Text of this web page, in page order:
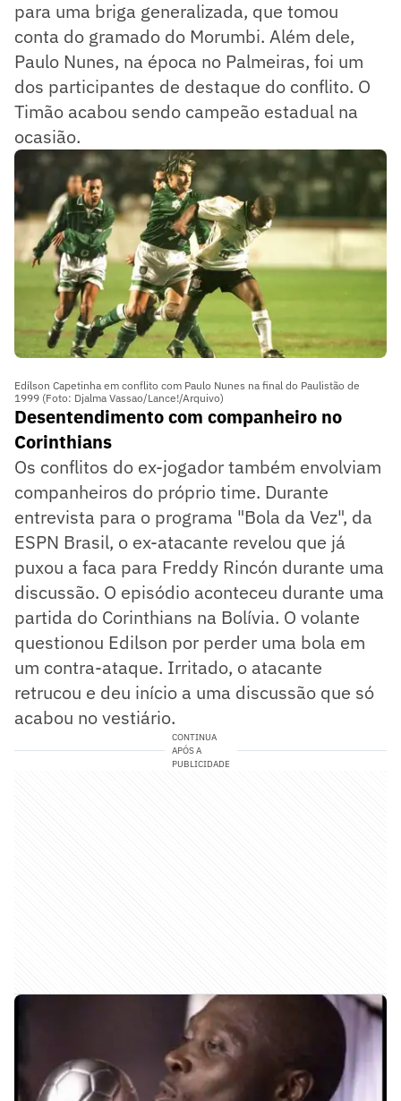
para uma briga generalizada, que tomou
conta do gramado do Morumbi. Além dele,
Paulo Nunes, na época no Palmeiras, foi um
dos participantes de destaque do conflito. O
Timão acabou sendo campeão estadual na
ocasião.
Edílson Capetinha em conflito com Paulo Nunes na final do Paulistão de
1999 (Foto: Djalma Vassao/Lance!/Arquivo)
Desentendimento com companheiro no
Corinthians
Os conflitos do ex-jogador também envolviam
companheiros do próprio time. Durante
entrevista para o programa "Bola da Vez", da
ESPN Brasil, o ex-atacante revelou que já
puxou a faca para Freddy Rincón durante uma
discussão. O episódio aconteceu durante uma
partida do Corinthians na Bolívia. O volante
questionou Edilson por perder uma bola em
um contra-ataque. Irritado, o atacante
retrucou e deu início a uma discussão que só
acabou no vestiário.
CONTINUA
APÓS A
PUBLICIDADE